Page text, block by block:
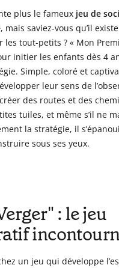
plus le fameux jeu de
, mais saviez-vous qu’il
les tout-petits ? « Mon
initier les enfants dès 4
Simple, coloré et
leur sens de
des routes et des
tuiles, et même s’il ne
la stratégie, il
sous ses yeux.
: le jeu
un jeu qui développe